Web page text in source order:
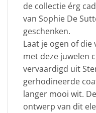
de collectie érg
van Sophie De
geschenken.
Laat je ogen of die
met deze juwelen
vervaardigd uit
gerhodineerde
langer mooi wit.
ontwerp van dit